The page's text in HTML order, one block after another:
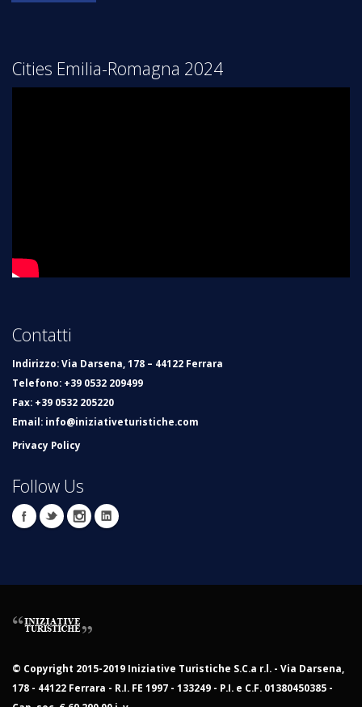
Cities Emilia-Romagna 2024
Contatti
Indirizzo: Via Darsena, 178 – 44122 Ferrara
Telefono: +39 0532 209499
Fax: +39 0532 205220
Email: info@iniziativeturistiche.com
Privacy Policy
Follow Us
© Copyright 2015-2019 Iniziative Turistiche S.C.a r.l. - Via Darsena,
178 - 44122 Ferrara - R.I. FE 1997 - 133249 - P.I. e C.F. 01380450385 -